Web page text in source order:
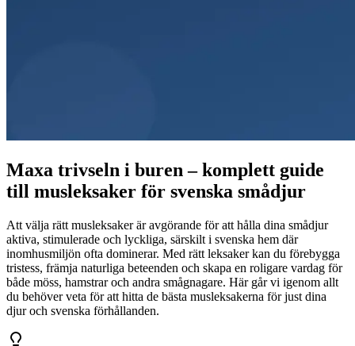
Maxa trivseln i buren – komplett guide
till musleksaker för svenska smådjur
Att välja rätt musleksaker är avgörande för att hålla dina smådjur
aktiva, stimulerade och lyckliga, särskilt i svenska hem där
inomhusmiljön ofta dominerar. Med rätt leksaker kan du förebygga
tristess, främja naturliga beteenden och skapa en roligare vardag för
både möss, hamstrar och andra smågnagare. Här går vi igenom allt
du behöver veta för att hitta de bästa musleksakerna för just dina
djur och svenska förhållanden.